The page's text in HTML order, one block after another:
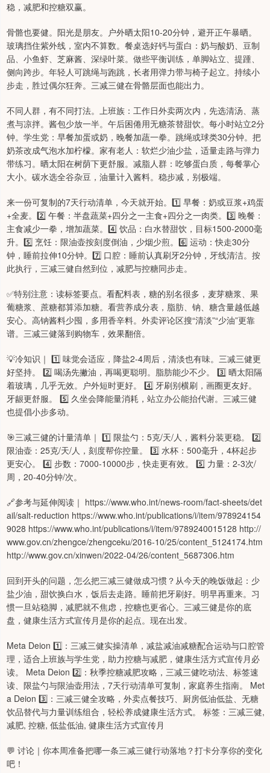
稳，减肥和控糖双赢。
骨骼也要健。阳光是朋友。户外晒太阳10-20分钟，避开正午暴晒。
玻璃挡住紫外线，室内不算数。餐桌选好钙与蛋白：奶与酸奶、豆制
品、小鱼虾、芝麻酱、深绿叶菜。做些平衡训练，单脚站立、提踵、
侧向跨步。年轻人可跳绳与跑跳，长者用弹力带与椅子起立。持续小
步走，胜过偶尔狂奔。三减三健在骨骼层面也能出力。
不同人群，有不同打法。上班族：工作日外卖两次内，先选清汤、蒸
煮与凉拌。酱包少放一半。午后困倦用无糖茶替甜饮。每小时站立2分
钟。学生党：早餐加蛋或奶，晚餐加蔬一拳。跳绳或球类30分钟。把
奶茶改成气泡水加柠檬。家有老人：软烂少油少盐，适量走路与弹力
带练习。晒太阳在树荫下更舒服。减脂人群：吃够蛋白质，每餐掌心
大小。碳水选全谷杂豆，油量计入酱料。稳步减，别极端。
来一份可复制的7天行动清单，今天就开始。1️⃣ 早餐：奶或豆浆+鸡蛋
+全麦。2️⃣ 午餐：半盘蔬菜+四分之一主食+四分之一肉类。3️⃣ 晚餐：
主食减少一拳，增加蔬菜。4️⃣ 饮品：白水替甜饮，目标1500-2000毫
升。5️⃣ 烹饪：限油壶按刻度倒油，少烟少煎。6️⃣ 运动：快走30分
钟，睡前拉伸10分钟。7️⃣ 口腔：睡前认真刷牙2分钟，牙线清洁。按
此执行，三减三健自然到位，减肥与控糖同步走。
✅特别注意：读标签要点。看配料表，糖的别名很多，麦芽糖浆、果
葡糖浆、蔗糖都算添加糖。看营养成分表，脂肪、钠、糖含量越低越
安心。高钠酱料少囤，多用香辛料。外卖评论区搜“清淡”“少油”更靠
谱。三减三健落到购物车，效果翻倍。
💡冷知识｜ 1️⃣ 味觉会适应，降盐2-4周后，清淡也有味。三减三健更
好坚持。 2️⃣ 喝汤先撇油，再喝更聪明。脂肪能少不少。 3️⃣ 晒太阳隔
着玻璃，几乎无效。户外短时更好。 4️⃣ 牙刷别横刷，画圈更友好。
牙龈更舒服。 5️⃣ 久坐会降能量消耗，站立办公能抬代谢。三减三健
也提倡小步多动。
🎯三减三健的计量清单｜ 1️⃣ 限盐勺：5克/天/人，酱料分装更稳。 2️⃣
限油壶：25克/天/人，刻度帮你控量。 3️⃣ 水杯：500毫升，4杯起步
更安心。 4️⃣ 步数：7000-10000步，快走更有效。 5️⃣ 力量：2-3次/
周，20-40分钟/次。
🔗参考与延伸阅读｜ https://www.who.int/news-room/fact-sheets/det
ail/salt-reduction https://www.who.int/publications/i/item/978924154
9028 https://www.who.int/publications/i/item/9789240015128 http://
www.gov.cn/zhengce/zhengceku/2016-10/25/content_5124174.htm
http://www.gov.cn/xinwen/2022-04/26/content_5687306.htm
回到开头的问题，怎么把三减三健做成习惯？从今天的晚饭做起：少
盐少油，甜饮换白水，饭后去走路。睡前把牙刷好。明早再重来。习
惯一旦站稳脚，减肥就不焦虑，控糖也更省心。三减三健是你的底
盘，健康生活方式宣传月是你的起点。现在出发。
Meta Deion 1️⃣：三减三健实操清单，减盐减油减糖配合运动与口腔管
理，适合上班族与学生党，助力控糖与减肥，健康生活方式宣传月必
读。 Meta Deion 2️⃣：秋季控糖减肥攻略，三减三健吃动法、标签速
读、限盐勺与限油壶用法，7天行动清单可复制，家庭养生指南。 Met
a Deion 3️⃣：三减三健全攻略，外卖点餐技巧、厨房低油低盐、无糖
饮品替代与力量训练组合，轻松养成健康生活方式。 标签：三减三健,
减肥, 控糖, 低盐低油, 健康生活方式宣传月
💬 讨论｜你本周准备把哪一条三减三健行动落地？打卡分享你的变化
吧！